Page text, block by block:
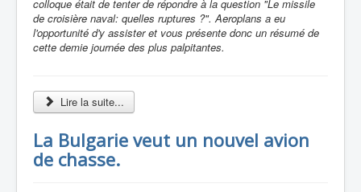
colloque était de tenter de répondre à la question "Le missile
de croisière naval: quelles ruptures ?". Aeroplans a eu
l'opportunité d'y assister et vous présente donc un résumé de
cette demie journée des plus palpitantes.
Lire la suite...
La Bulgarie veut un nouvel avion
de chasse.